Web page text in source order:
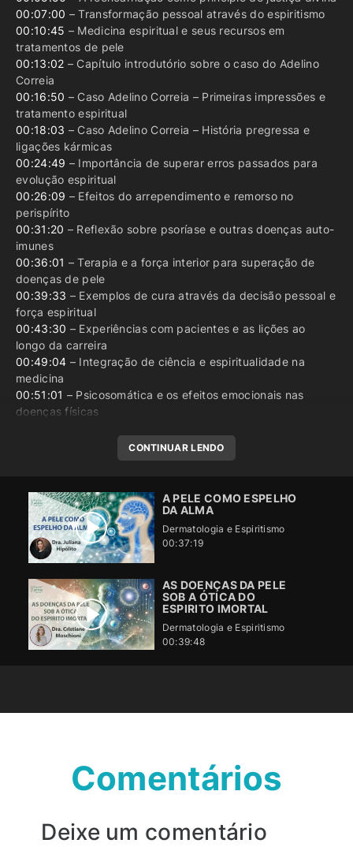
00:07:00 – Transformação pessoal através do espiritismo
00:10:45 – Medicina espiritual e seus recursos em
tratamentos de pele
00:13:02 – Capítulo introdutório sobre o caso do Adelino
Correia
00:16:50 – Caso Adelino Correia – Primeiras impressões e
tratamento espiritual
00:18:03 – Caso Adelino Correia – História pregressa e
ligações kármicas
00:24:49 – Importância de superar erros passados para
evolução espiritual
00:26:09 – Efeitos do arrependimento e remorso no
perispírito
00:31:20 – Reflexão sobre psoríase e outras doenças auto-
imunes
00:36:01 – Terapia e a força interior para superação de
doenças de pele
00:39:33 – Exemplos de cura através da decisão pessoal e
força espiritual
00:43:30 – Experiências com pacientes e as lições ao
longo da carreira
00:49:04 – Integração de ciência e espiritualidade na
medicina
00:51:01 – Psicosomática e os efeitos emocionais nas
doenças físicas
CONTINUAR LENDO
A PELE COMO ESPELHO
DA ALMA
Dermatologia e Espiritismo
00:37:19
AS DOENÇAS DA PELE
SOB A ÓTICA DO
ESPIRITO IMORTAL
Dermatologia e Espiritismo
00:39:48
Comentários
Deixe um comentário